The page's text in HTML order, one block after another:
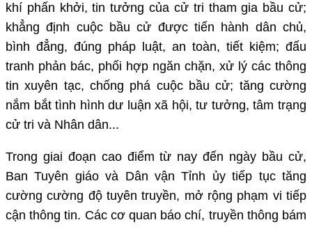
khí phấn khởi, tin tưởng của cử tri tham gia bầu cử;
khẳng định cuộc bầu cử được tiến hành dân chủ,
bình đẳng, đúng pháp luật, an toàn, tiết kiệm; đấu
tranh phản bác, phối hợp ngăn chặn, xử lý các thông
tin xuyên tạc, chống phá cuộc bầu cử; tăng cường
nắm bắt tình hình dư luận xã hội, tư tưởng, tâm trạng
cử tri và Nhân dân...
Trong giai đoạn cao điểm từ nay đến ngày bầu cử,
Ban Tuyên giáo và Dân vận Tỉnh ủy tiếp tục tăng
cường cường độ tuyên truyền, mở rộng phạm vi tiếp
cận thông tin. Các cơ quan báo chí, truyền thông bám